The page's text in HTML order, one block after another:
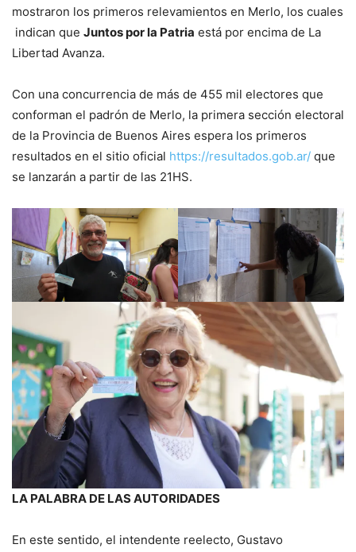
mostraron los primeros relevamientos en Merlo, los cuales
indican que Juntos por la Patria está por encima de La
Libertad Avanza.
Con una concurrencia de más de 455 mil electores que
conforman el padrón de Merlo, la primera sección electoral
de la Provincia de Buenos Aires espera los primeros
resultados en el sitio oficial https://resultados.gob.ar/ que
se lanzarán a partir de las 21HS.
LA PALABRA DE LAS AUTORIDADES
En este sentido, el intendente reelecto, Gustavo